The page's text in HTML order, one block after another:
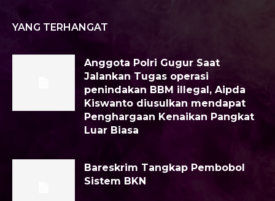
YANG TERHANGAT
Anggota Polri Gugur Saat
Jalankan Tugas operasi
penindakan BBM illegal, Aipda
Kiswanto diusulkan mendapat
Penghargaan Kenaikan Pangkat
Luar Biasa
Bareskrim Tangkap Pembobol
Sistem BKN